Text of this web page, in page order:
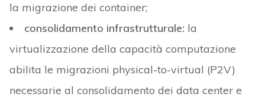
la migrazione dei container;
consolidamento infrastrutturale: la
virtualizzazione della capacità computazione
abilita le migrazioni physical-to-virtual (P2V)
necessarie al consolidamento dei data center e